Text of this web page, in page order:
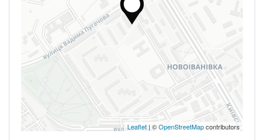
Leaflet | ©OpenStreetMapcontributors